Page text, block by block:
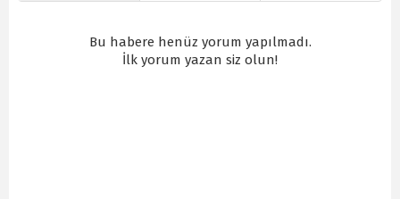
Bu habere henüz yorum yapılmadı.
İlk yorum yazan siz olun!